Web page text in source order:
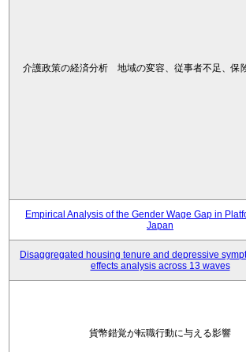
介護政策の経済分析 地域の変容、従事者不足、保
Empirical Analysis of the Gender Wage Gap in
Japan
Disaggregated housing tenure and depressive
effects analysis across 13 waves
貨幣錯覚が転職行動に与える影響